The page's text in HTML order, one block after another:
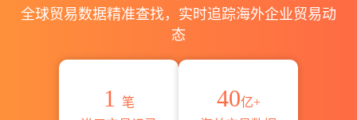
全球贸易数据精准查找，实时追踪海外企业贸易动
态
1
笔
40亿+